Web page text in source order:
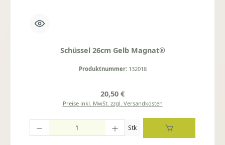
Schüssel 26cm Gelb Magnat®
Produktnummer: 132018
Regulärer Preis:
20,50 €
Preise inkl. MwSt. zzgl. Versandkosten
Stk